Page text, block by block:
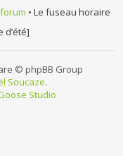
• Le fuseau horaire
d’été]
© phpBB Group
Soucaze.
Studio